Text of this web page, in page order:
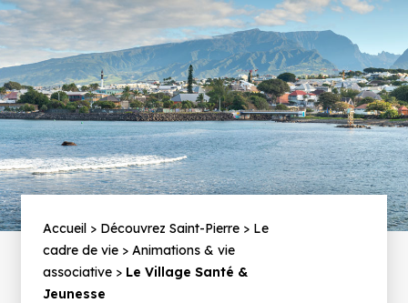
Fil
d'Ariane
Accueil Découvrez Saint-Pierre
Le
cadre de vie
Animations & vie
associative
Le Village Santé &
Jeunesse